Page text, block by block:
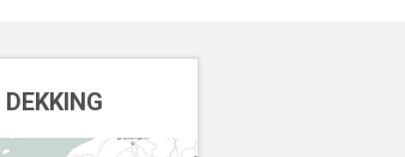
DEKKING